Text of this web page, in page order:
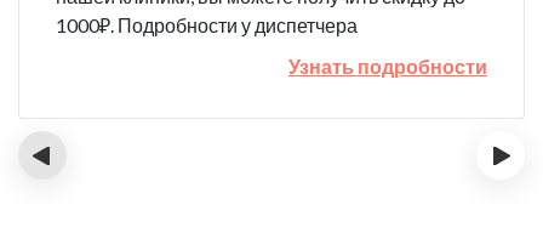
1000₽. Подробности у диспетчера
Узнать подробности
‹ ›